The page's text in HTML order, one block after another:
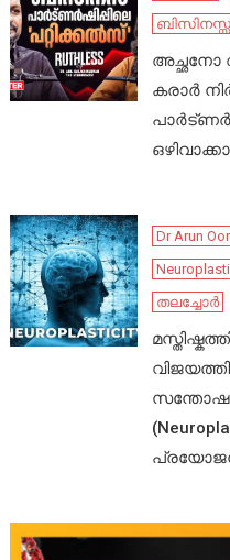
ബിസിനസ്സ്
അച്ഛനോ
കരാർ
Dr Arun
തലച്ചോർ